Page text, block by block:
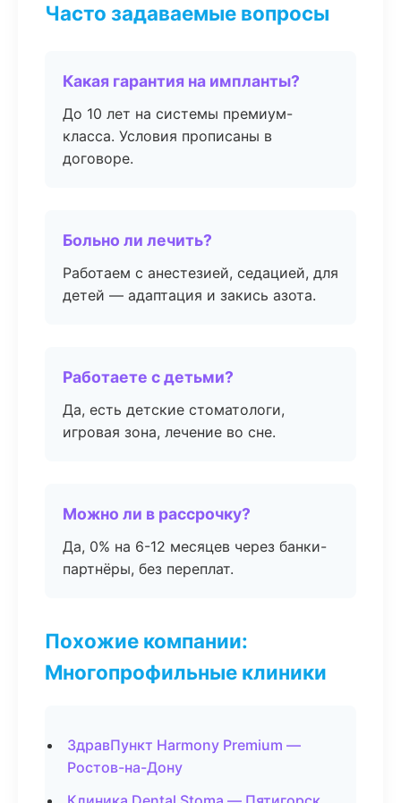
Часто задаваемые вопросы
Какая гарантия на импланты?
До 10 лет на системы премиум-
класса. Условия прописаны в
договоре.
Больно ли лечить?
Работаем с анестезией, седацией, для
детей — адаптация и закись азота.
Работаете с детьми?
Да, есть детские стоматологи,
игровая зона, лечение во сне.
Можно ли в рассрочку?
Да, 0% на 6-12 месяцев через банки-
партнёры, без переплат.
Похожие компании:
Многопрофильные клиники
ЗдравПункт Harmony Premium —
Ростов-на-Дону